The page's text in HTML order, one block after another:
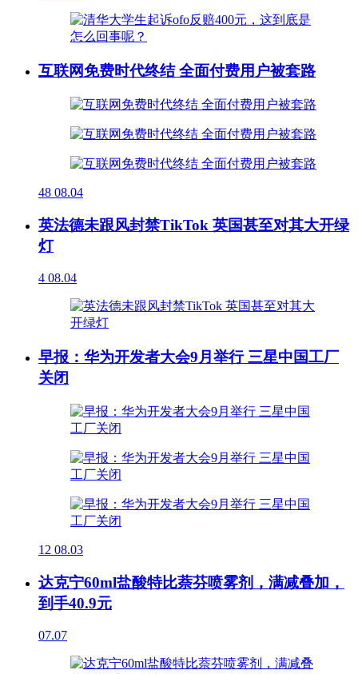
互联网免费时代终结 全面付费用户被套路
48 08.04
英法德未跟风封禁TikTok 英国甚至对其大开绿
灯
4 08.04
早报：华为开发者大会9月举行 三星中国工厂
关闭
12 08.03
达克宁60ml盐酸特比萘芬喷雾剂，满减叠加，
到手40.9元
07.07